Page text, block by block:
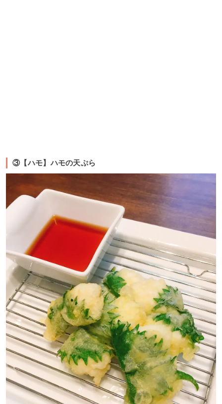
③【ハモ】ハモの天ぷら